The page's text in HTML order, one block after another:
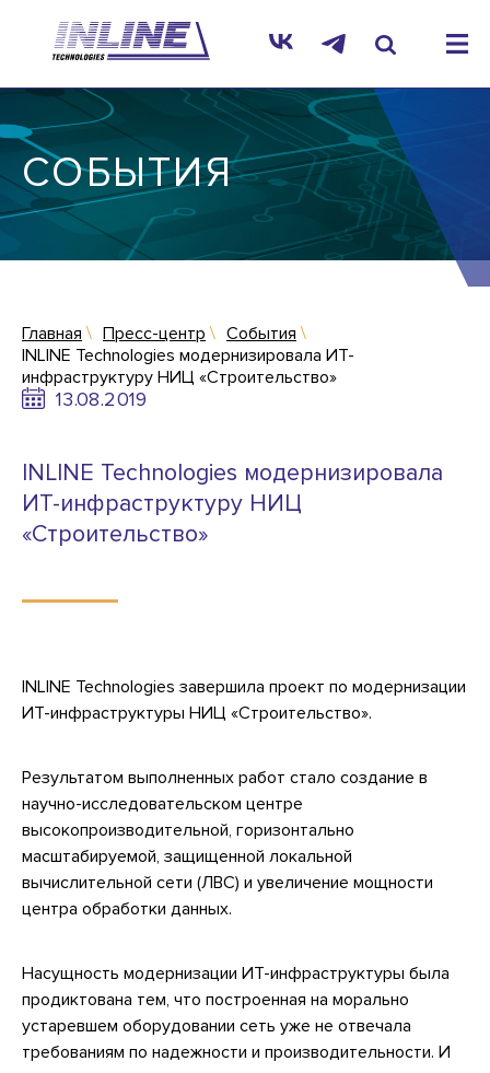
СОБЫТИЯ
Главная Пресс-центр
События
INLINE Technologies модернизировала ИТ-
инфраструктуру НИЦ «Строительство»
13.08.2019
INLINE Technologies модернизировала
ИТ-инфраструктуру НИЦ
«Строительство»
INLINE Technologies завершила проект по модернизации
ИТ-инфраструктуры НИЦ «Строительство».
Результатом выполненных работ стало создание в
научно-исследовательском центре
высокопроизводительной, горизонтально
масштабируемой, защищенной локальной
вычислительной сети (ЛВС) и увеличение мощности
центра обработки данных.
Насущность модернизации ИТ-инфраструктуры была
продиктована тем, что построенная на морально
устаревшем оборудовании сеть уже не отвечала
требованиям по надежности и производительности. И